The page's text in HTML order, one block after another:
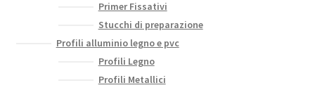
Primer Fissativi
Stucchi di preparazione
Profili alluminio legno e pvc
Profili Legno
Profili Metallici